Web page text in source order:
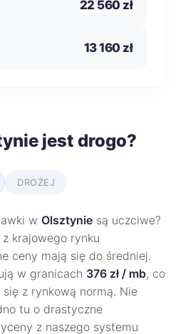
22 560 zł
13 160 zł
jest drogo?
DROŻEJ
w Olsztynie są uczciwe?
krajowego rynku
ceny mają się do średniej.
w granicach 376 zł / mb, co
z rynkową normą. Nie
tu o drastyczne
z naszego systemu